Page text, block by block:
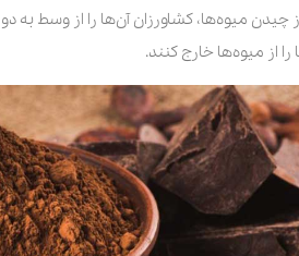
چیدن میوه‌ها، کشاورزان آن‌ها را از وسط
از میوه‌ها خارج کنند.